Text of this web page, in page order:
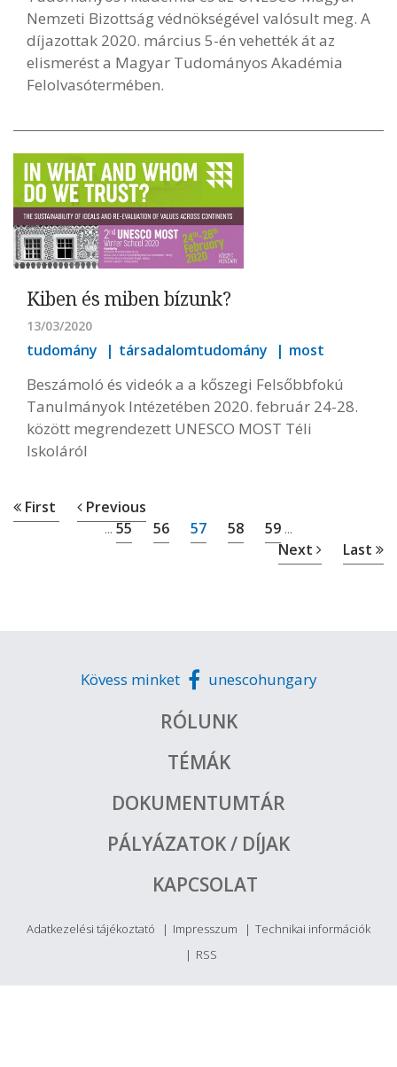
Nemzeti Bizottság védnökségével valósult meg. A
díjazottak 2020. március 5-én vehették át az
elismerést a Magyar Tudományos Akadémia
Felolvasótermében.
Kiben és miben bízunk?
13/03/2020
tudomány társadalomtudomány most
Beszámoló és videók a a kőszegi Felsőbbfokú
Tanulmányok Intézetében 2020. február 24-28.
között megrendezett UNESCO MOST Téli
Iskoláról
First Previous
... 55 56 57 58 59 ...
Next Last
Kövess minket unescohungary
RÓLUNK
TÉMÁK
DOKUMENTUMTÁR
PÁLYÁZATOK / DÍJAK
KAPCSOLAT
Adatkezelési tájékoztató Impresszum
Technikai információk
RSS